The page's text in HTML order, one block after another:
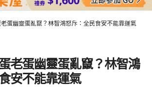
蛋幽靈蛋亂竄？林智鴻怒斥：全民食安不能靠運氣
老蛋幽靈蛋亂竄？林智鴻
安不能靠運氣